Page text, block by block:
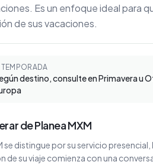
Es un enfoque ideal para
de sus vacaciones.
TEMPORADA
destino, consulte en Primavera u
de Planea MXM
se distingue por su servicio
de su viaje comienza con una